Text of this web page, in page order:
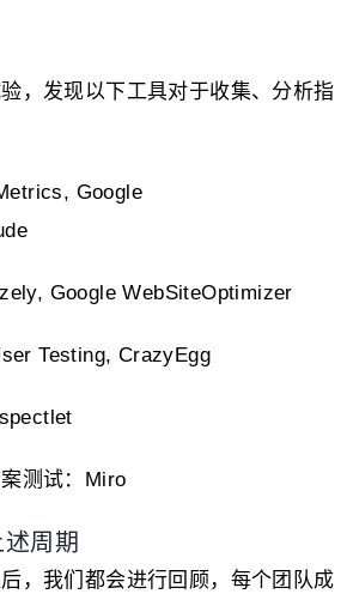
，发现以下工具对于收集、分析指
Google
Google WebSiteOptimizer
Testing, CrazyEgg
测试：Miro
周期
，我们都会进行回顾，每个团队成